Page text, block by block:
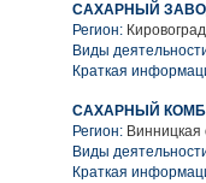
САХАРНЫЙ
Регион:
Виды
Краткая
САХАРНЫЙ
Регион: Винницкая
Виды
Краткая